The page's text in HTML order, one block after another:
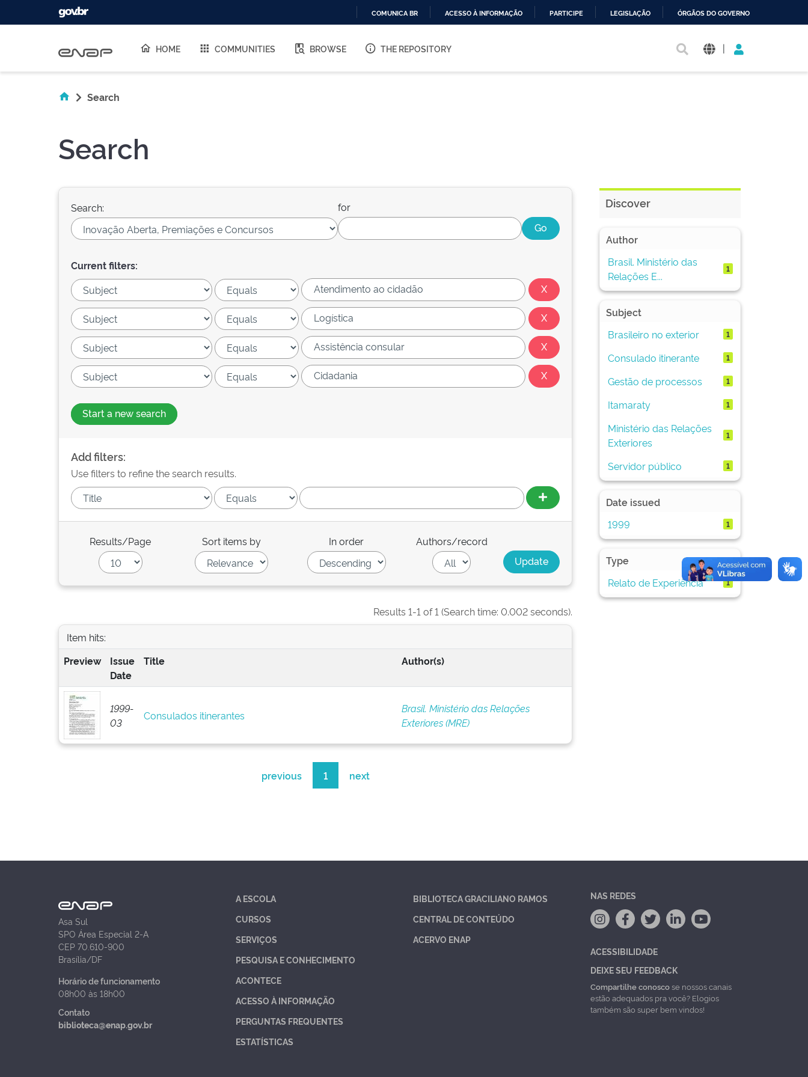
O
COMUNICA BR ACESSO À INFORMAÇÃO PARTICIPE LEGISLAÇÃO ÓRGÃOS DO GOVERNO
HOME COMMUNITIES BROWSE THE REPOSITORY |
Search
Search
Search: for
Current filters:
Start a new search
Add filters:
Use filters to refine the search results.
Results/Page Sort items by In order Authors/record
Results 1-1 of 1 (Search time: 0.002 seconds).
Item hits:
Preview
Issue
Date
Title Author(s)
1999-
03
Consulados itinerantes
Brasil. Ministério das Relações
Exteriores (MRE)
previous 1 next
Discover
Author
Brasil. Ministério das
Relações E...
1
Subject
Brasileiro no exterior
1
Consulado itinerante 1
Gestão de processos 1
Itamaraty 1
Ministério das Relações
Exteriores
1
Servidor público 1
Date issued
1999
1
Type
Relato de Experiência
1
Asa Sul
SPO Área Especial 2-A
CEP 70.610-900
Brasília/DF
Horário de funcionamento
08h00 às 18h00
Contato
biblioteca@enap.gov.br
A ESCOLA
CURSOS
SERVIÇOS
PESQUISA E CONHECIMENTO
ACONTECE
ACESSO À INFORMAÇÃO
PERGUNTAS FREQUENTES
ESTATÍSTICAS
BIBLIOTECA GRACILIANO RAMOS
CENTRAL DE CONTEÚDO
ACERVO ENAP
NAS REDES
ACESSIBILIDADE
DEIXE SEU FEEDBACK
Compartilhe conoscose nossos canais
estão adequados pra você? Elogios
também são super bem vindos!